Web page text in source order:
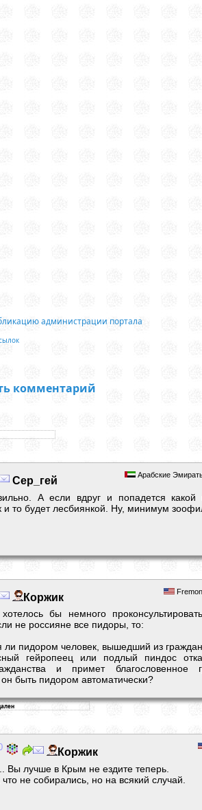
администрации портала
комментарий
Арабские
Сер_гей
А если вдруг и попадется
и то будет лесбиянкой. Ну, минимум
Коржик
бы немного
не россияне все пидоры, то:
ли пидором человек, вышедший из
гейропеец или подлый пиндос
и примет благословенное
быть пидором автоматически?
Коржик
Вы лучше в Крым не ездите теперь.
не собирались, но на всякий случай.